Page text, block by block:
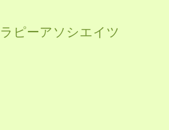
ピーアソシエイツ